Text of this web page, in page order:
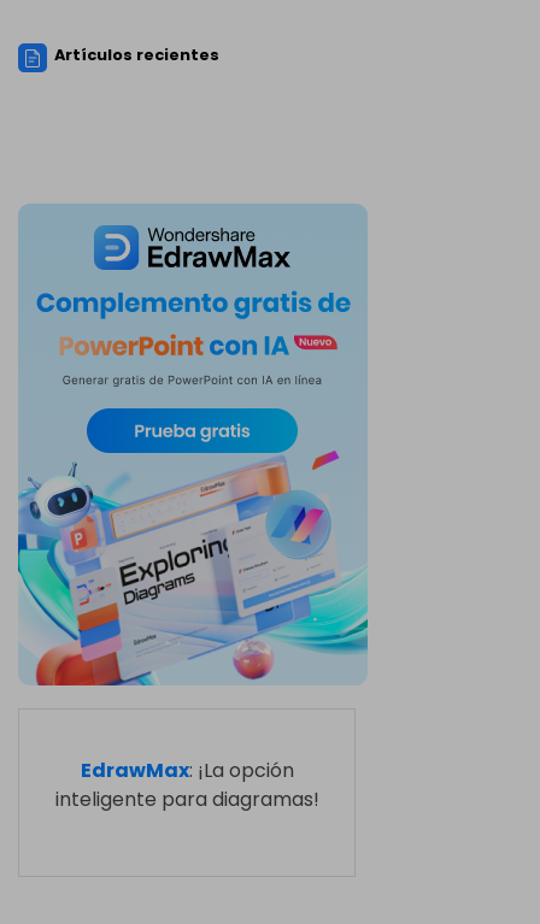
Artículos recientes
EdrawMax: ¡La opción
inteligente para diagramas!